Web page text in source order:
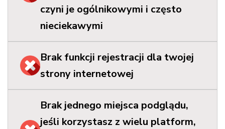
czyni je ogólnikowymi i często
nieciekawymi
Brak funkcji rejestracji dla twojej
strony internetowej
Brak jednego miejsca podglądu,
jeśli korzystasz z wielu platform,